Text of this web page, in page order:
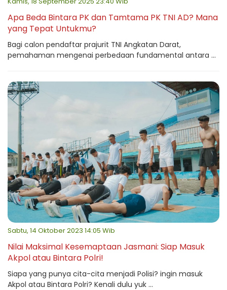
Apa Beda Bintara PK dan Tamtama PK TNI AD? Mana
yang Tepat Untukmu?
Bagi calon pendaftar prajurit TNI Angkatan Darat,
pemahaman mengenai perbedaan fundamental antara ...
Sabtu, 14 Oktober 2023 14:05 Wib
Nilai Maksimal Kesemaptaan Jasmani: Siap Masuk
Akpol atau Bintara Polri!
Siapa yang punya cita-cita menjadi Polisi? ingin masuk
Akpol atau Bintara Polri? Kenali dulu yuk ...